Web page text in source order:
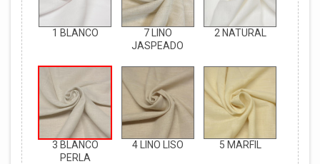
1 BLANCO
7 LINO
JASPEADO
2 NATURAL
3 BLANCO
PERLA
4 LINO LISO 5 MARFIL